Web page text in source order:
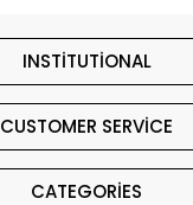
INSTİTUTİONAL
CUSTOMER SERVİCE
CATEGORİES